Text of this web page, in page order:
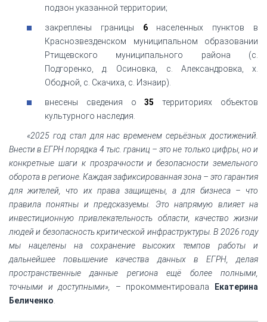
подзон указанной территории;
закреплены границы 6населенных пунктов в
Краснозвезденском муниципальном образовании
Ртищевского муниципального района (с.
Подгоренко, д. Осиновка, с. Александровка, х.
Ободной, с. Скачиха, с. Изнаир).
внесены сведения о35 территориях объектов
культурного наследия.
«2025 год стал для нас временем серьёзных достижений.
Внести в ЕГРН порядка 4 тыс. границ – это не только цифры, но и
конкретные шаги к прозрачности и безопасности земельного
оборота в регионе. Каждая зафиксированная зона – это гарантия
для жителей, что их права защищены, а для бизнеса – что
правила понятны и предсказуемы. Это напрямую влияет на
инвестиционную привлекательность области, качество жизни
людей и безопасность критической инфраструктуры. В 2026 году
мы нацелены на сохранение высоких темпов работы и
дальнейшее повышение качества данных в ЕГРН, делая
пространственные данные региона ещё более полными,
точными и доступными», – прокомментировала Екатерина
Беличенко